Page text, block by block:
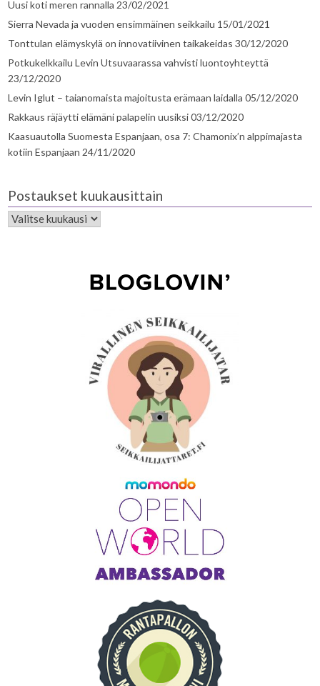
Uusi koti meren rannalla 23/02/2021
Sierra Nevada ja vuoden ensimmäinen seikkailu 15/01/2021
Tonttulan elämyskylä on innovatiivinen taikakeidas 30/12/2020
Potkukelkkailu Levin Utsuvaarassa vahvisti luontoyhteyttä
23/12/2020
Levin Iglut – taianomaista majoitusta erämaan laidalla 05/12/2020
Rakkaus räjäytti elämäni palapelin uusiksi03/12/2020
Kaasuautolla Suomesta Espanjaan, osa 7: Chamonix’n alppimajasta
kotiin Espanjaan 24/11/2020
Postaukset kuukausittain